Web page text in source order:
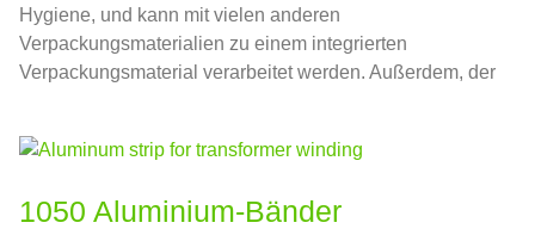
Hygiene, und kann mit vielen anderen
Verpackungsmaterialien zu einem integrierten
Verpackungsmaterial verarbeitet werden. Außerdem, der
Aluminiumfolienlegierung kann auch im Bereich der
1050 Aluminium-Bänder